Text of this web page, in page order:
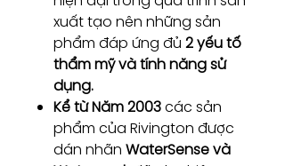
xuất tạo nên những sản
phẩm đáp ứng đủ 2 yếu tố
thẩm mỹ và tính năng sử
dụng.
Kể từ Năm 2003các sản
phẩm của Rivington được
dán nhãn WaterSense và